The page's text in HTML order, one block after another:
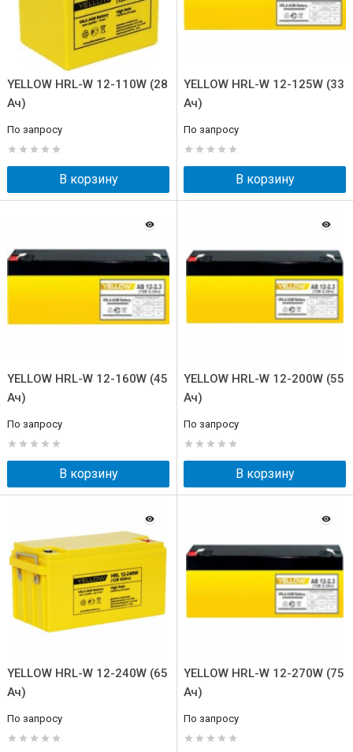
YELLOW HRL-W 12-110W (28
Ач)
По запросу
В корзину
YELLOW HRL-W 12-125W (33
Ач)
По запросу
В корзину
YELLOW HRL-W 12-160W (45
Ач)
По запросу
В корзину
YELLOW HRL-W 12-200W (55
Ач)
По запросу
В корзину
YELLOW HRL-W 12-240W (65
Ач)
По запросу
YELLOW HRL-W 12-270W (75
Ач)
По запросу